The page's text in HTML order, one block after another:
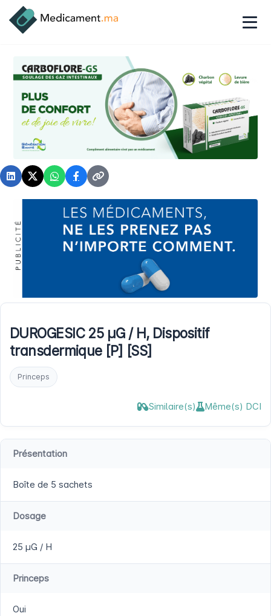
DUROGESIC 25 µG / H, Dispositif
transdermique [P] [SS]
Princeps
Similaire(s) Même(s) DCI
Présentation
Boîte de 5 sachets
Dosage
25 µG / H
Princeps
Oui